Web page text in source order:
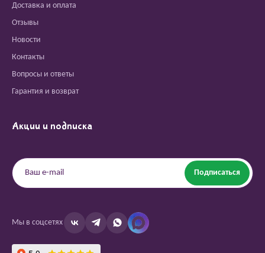
Доставка и оплата
Отзывы
Новости
Контакты
Вопросы и ответы
Гарантия и возврат
Акции и подписка
Подписаться
Мы в соцсетях